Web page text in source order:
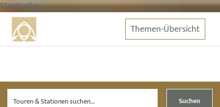
Startseite
Themen-Übersicht
Suchen